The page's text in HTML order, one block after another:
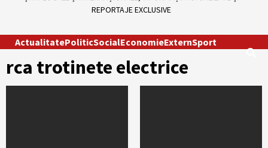
REPORTAJE EXCLUSIVE
ActualitatePoliticSocialEconomieExternSport
rca trotinete electrice